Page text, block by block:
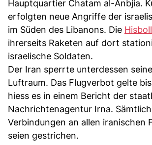
Hauptquartier Chatam al-Anbjia.
erfolgten neue Angriffe der
im Süden des Libanons. Die
ihrerseits Raketen auf dort
israelische Soldaten.
Der Iran sperrte unterdessen
Luftraum. Das Flugverbot gelte
hiess es in einem Bericht der
Nachrichtenagentur Irna.
Verbindungen an allen iranischen
seien gestrichen.